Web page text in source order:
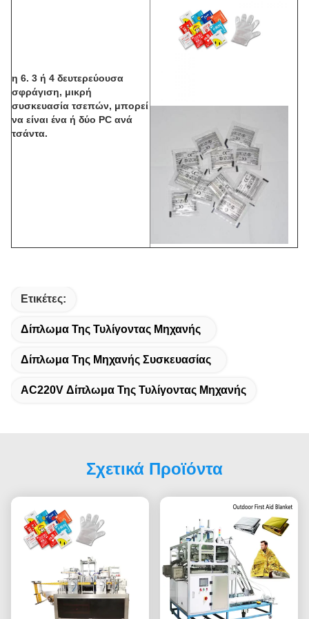
η 6. 3 ή 4 δευτερεύουσα
σφράγιση, μικρή
συσκευασία τσεπών, μπορεί
να είναι ένα ή δύο PC ανά
τσάντα.
Ετικέτες:
Δίπλωμα Της Τυλίγοντας Μηχανής
Δίπλωμα Της Μηχανής Συσκευασίας
AC220V Δίπλωμα Της Τυλίγοντας Μηχανής
Σχετικά Προϊόντα